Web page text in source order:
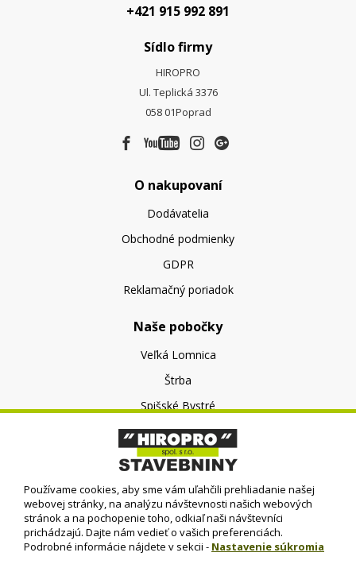
+421 915 992 891
Sídlo firmy
HIROPRO
Ul. Teplická 3376
058 01Poprad
O nakupovaní
Dodávatelia
Obchodné podmienky
GDPR
Reklamačný poriadok
Naše pobočky
Veľká Lomnica
Štrba
Spišské Bystré
O nás
O spoločnosti
Kontakt
Používame cookies, aby sme vám uľahčili prehliadanie našej
webovej stránky, na analýzu návštevnosti našich webových
stránok a na pochopenie toho, odkiaľ naši návštevníci
prichádzajú. Dajte nám vedieť o vašich preferenciách.
Podrobné informácie nájdete v sekcii - Nastavenie súkromia